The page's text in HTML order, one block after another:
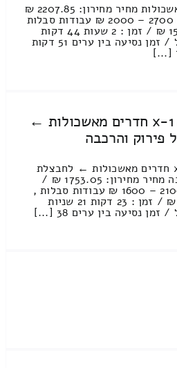
הובלות דירות 2 חדרים אשכולות מחיר מחירון: 2207.85 ₪
/ אלה שבטווח המחירים 2700 – 2000 ₪ עבודות סבלות
, טעינה ופריקה : 1585.36 ₪ / זמן : 2 שעות 44 דקות
מחיר נסיעה 553.68 שקל / זמן נסיעה בין ערים 51 דקות
[...]
שירותי מעבר דירה 1-x חדרים מאשכולות ←
פירוק והרכבה
מחשבון הובלת דירה 1-x חדרים מאשכולות ← לחבצלת
השרון כולל פירוק והרכבה מחיר מחירון: 1753.05 ₪ /
אלה שבטווח המחירים 2100 – 1600 ₪ עבודות סבלות ,
טעינה ופריקה : 847.10 ₪ / זמן : 23 דקות 21 שניות